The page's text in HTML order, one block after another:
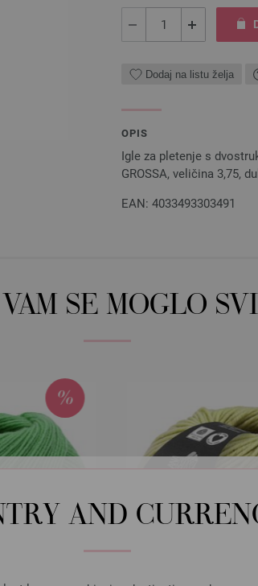
AND
Dodaj na listu želja
OPIS
Igle za pletenje s
GROSSA, veličina 3,75,
EAN: 4033493303491
SE MOGLO